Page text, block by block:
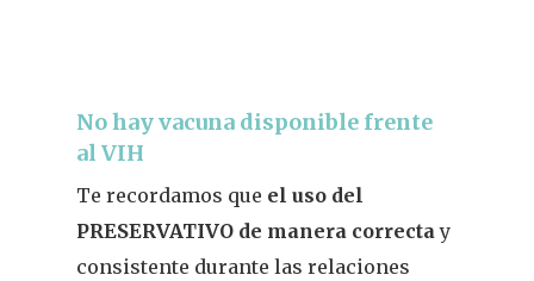
No hay vacuna disponible frente
al VIH
Te recordamos que el uso del
PRESERVATIVO de manera correctay
consistente durante las relaciones